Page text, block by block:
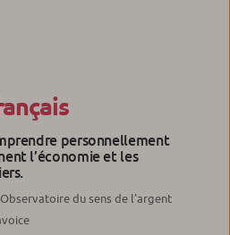
personnellement
l’économie et les
du sens de l'argent